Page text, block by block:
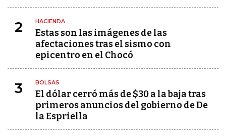
2 HACIENDA
Estas son las imágenes de las
afectaciones tras el sismo con
epicentro en el Chocó
3 BOLSAS
El dólar cerró más de $30 a la baja tras
primeros anuncios del gobierno de De
la Espriella